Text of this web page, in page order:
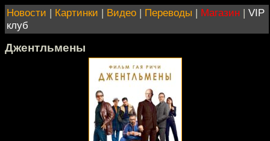
Новости | Картинки | Видео | Переводы | Магазин | VIP
клуб
Джентльмены